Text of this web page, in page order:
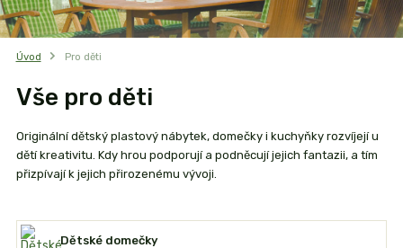
Úvod Pro děti
Vše pro děti
Originální dětský plastový nábytek, domečky i kuchyňky rozvíjejí u
dětí kreativitu. Kdy hrou podporují a podněcují jejich fantazii, a tím
přizpívají k jejich přirozenému vývoji.
Dětské domečky